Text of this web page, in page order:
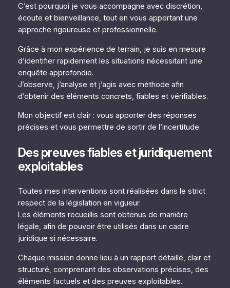
C’est pourquoi je vous accompagne avec discrétion,
écoute et bienveillance, tout en vous apportant une
approche rigoureuse et professionnelle.
Grâce à mon expérience de terrain, je suis en mesure
d’identifier rapidement les situations nécessitant une
enquête approfondie.
J’observe, j’analyse et j’agis avec méthode afin
d’obtenir des éléments concrets, fiables et vérifiables.
Mon objectif est clair : vous apporter des réponses
précises et vous permettre de sortir de l’incertitude.
Des preuves fiables et juridiquement
exploitables
Toutes mes interventions sont réalisées dans le strict
respect de la législation en vigueur.
Les éléments recueillis sont obtenus de manière
légale, afin de pouvoir être utilisés dans un cadre
juridique si nécessaire.
Chaque mission donne lieu à un rapport détaillé, clair et
structuré, comprenant des observations précises, des
éléments factuels et des preuves exploitables.